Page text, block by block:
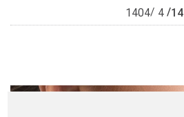
14
4
1404